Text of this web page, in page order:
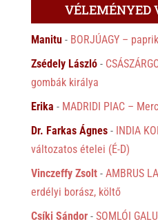
VÉLEMÉNYED
Manitu- BORJÚAGY –
Zsédely László-
gombák királya
Erika - MADRIDI PIAC –
Dr. Farkas Ágnes- INDIA
változatos ételei (É-D)
Vinczeffy Zsolt- AMBRUS
erdélyi borász, költő
Csíki Sándor- SOMLÓI